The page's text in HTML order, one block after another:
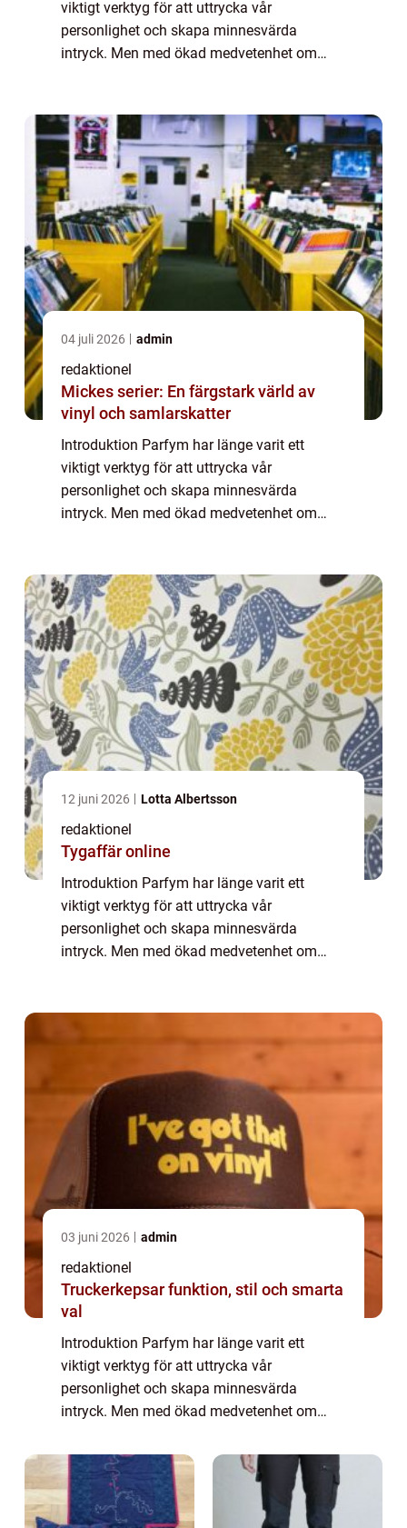
viktigt verktyg för att uttrycka vår
personlighet och skapa minnesvärda
intryck. Men med ökad medvetenhet om
ekologisk parfym. I d...
04 juli 2026 admin
redaktionel
Mickes serier: En färgstark värld av
vinyl och samlarskatter
Introduktion Parfym har länge varit ett
viktigt verktyg för att uttrycka vår
personlighet och skapa minnesvärda
intryck. Men med ökad medvetenhet om
ekologisk parfym. I d...
12 juni 2026 Lotta Albertsson
redaktionel
Tygaffär online
Introduktion Parfym har länge varit ett
viktigt verktyg för att uttrycka vår
personlighet och skapa minnesvärda
intryck. Men med ökad medvetenhet om
03 juni 2026 admin
redaktionel
Truckerkepsar funktion, stil och smarta
val
Introduktion Parfym har länge varit ett
viktigt verktyg för att uttrycka vår
personlighet och skapa minnesvärda
intryck. Men med ökad medvetenhet om
trend väckts inom parfymvärlden –
ekologisk parfym. I d...